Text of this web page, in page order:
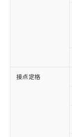
接点定格
以下の
対応
非含有
対応予定
有に対
対応予
非含有